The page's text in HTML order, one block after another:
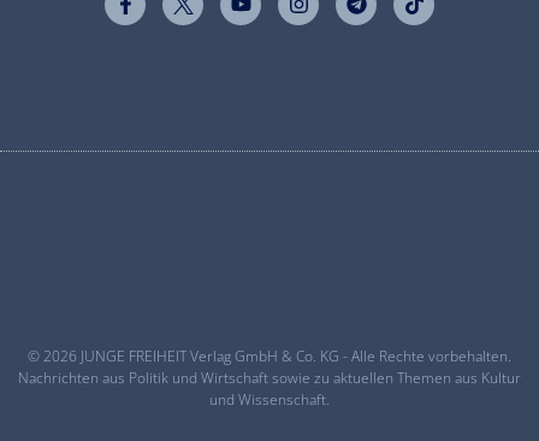
© 2026 JUNGE FREIHEIT Verlag GmbH & Co. KG - Alle Rechte vorbehalten.
Nachrichten aus Politik und Wirtschaft sowie zu aktuellen Themen aus Kultur
und Wissenschaft.